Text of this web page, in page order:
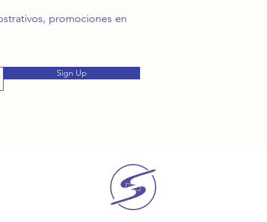
promociones en
Sign Up